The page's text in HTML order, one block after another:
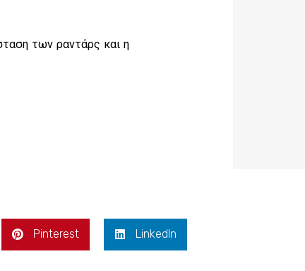
των ραντάρς και η
Pinterest LinkedIn